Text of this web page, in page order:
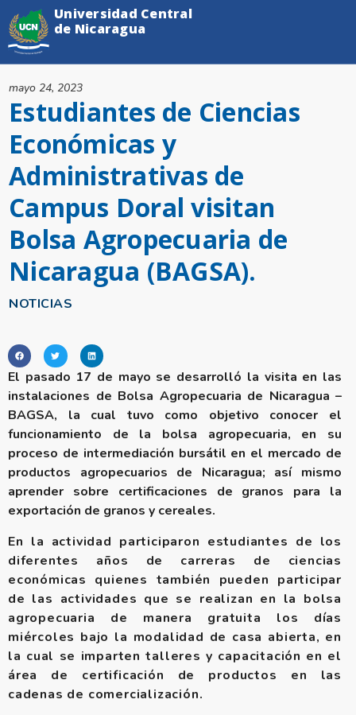
NOTICIAS
Estudiantes de Ciencias
Económicas y
Administrativas de
Campus Doral visitan
Bolsa Agropecuaria de
Nicaragua (BAGSA).
mayo 24, 2023
Universidad Central
de Nicaragua
El pasado 17 de mayo se desarrolló la visita en las
instalaciones de Bolsa Agropecuaria de Nicaragua –
BAGSA, la cual tuvo como objetivo conocer el
funcionamiento de la bolsa agropecuaria, en su
proceso de intermediación bursátil en el mercado de
productos agropecuarios de Nicaragua; así mismo
aprender sobre certificaciones de granos para la
exportación de granos y cereales.
En la actividad participaron estudiantes de los
diferentes años de carreras de ciencias
económicas quienes también pueden participar
de las actividades que se realizan en la bolsa
agropecuaria de manera gratuita los días
miércoles bajo la modalidad de casa abierta, en
la cual se imparten talleres y capacitación en el
área de certificación de productos en las
cadenas de comercialización.